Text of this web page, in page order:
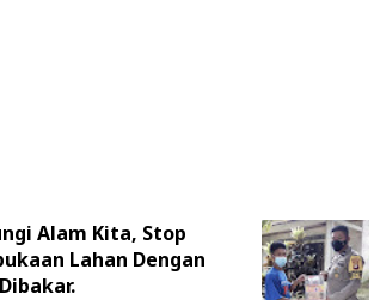
Alam Kita, Stop
Lahan Dengan